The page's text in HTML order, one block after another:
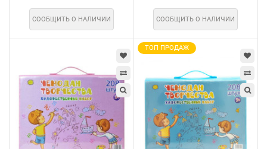
СООБЩИТЬ О НАЛИЧИИ СООБЩИТЬ О НАЛИЧИИ
ТОП ПРОДАЖ